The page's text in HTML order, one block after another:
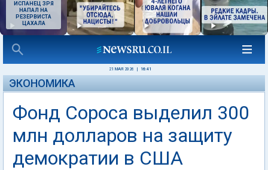
ИСПАНЕЦ ЗРЯ
НАПАЛ НА
РЕЗЕРВИСТА
ЦАХАЛА
21 МАЯ 2026 16:41
ЭКОНОМИКА
Фонд Сороса выделил 300
млн долларов на защиту
демократии в США